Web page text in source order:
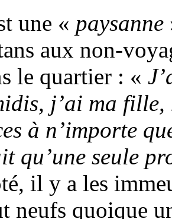
une « paysanne
aux non-
le quartier : «
j’ai ma fille,
à n’importe
qu’une seule
il y a les
neufs quoique